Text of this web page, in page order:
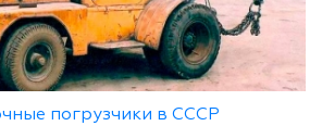
погрузчики в СССР